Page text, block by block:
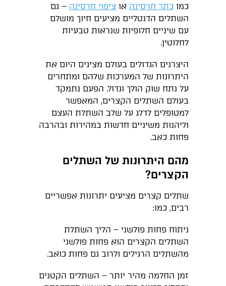
כמו כתר חרסינה או ציפוי חרסינה – גם
השתלים הדנטליים מציעים חיוך מושלם
עם שיניים חלופיות שנראות טבעיות
לחלוטין.
היצרנים הגדולים בעולם מציגים היום את
היתרונות של המערכות שלהם ומתחרים
על נתח שוק הולך וגדול. הפעם נתמקד
בעולם השתלים הקצרים, המאפשר
למטופלים לדלג על שלב השתלת העצם
וליהנות משיניים חדשות במהירות ובהרבה
פחות כאב.
מהם היתרונות של השתלים
הקצרים?
שתלים קצרים מציעים יתרונות אפשריים
רבים, כמו:
ניתוח פחות פולשני – הליך השתלת
השתלים הקצרים הוא פחות פולשני
מהשתלים הרגילים ולרוב גם פחות כואב.
זמן החלמה מהיר יותר – השתלים הקטנים